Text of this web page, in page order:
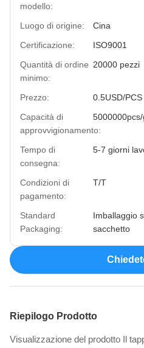
modello:
Luogo di origine:
Cina
Certificazione:
ISO9001
Quantità di ordine
minimo:
20000 pezzi
Prezzo:
0.5USD/PCS
Capacità di
approvvigionamento:
Tempo di
consegna:
5-7 giorni
Condizioni di
pagamento:
T/T
Standard
Packaging:
Imballaggio
sacchetto
Riepilogo Prodotto
Visualizzazione del prodotto Il